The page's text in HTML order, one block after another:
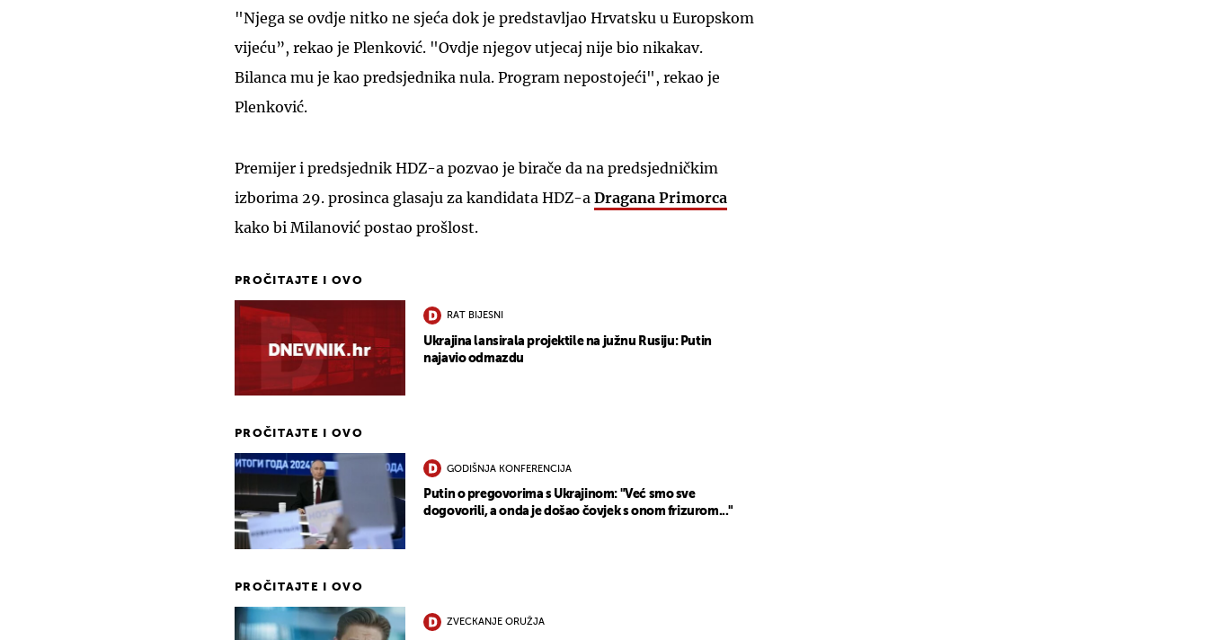
"Njega se ovdje nitko ne sjeća dok je predstavljao Hrvatsku u Europskom
vijeću”, rekao je Plenković. "Ovdje njegov utjecaj nije bio nikakav.
Bilanca mu je kao predsjednika nula. Program nepostojeći", rekao je
Plenković.
Premijer i predsjednik HDZ-a pozvao je birače da na predsjedničkim
izborima 29. prosinca glasaju za kandidata HDZ-a Dragana Primorca
kako bi Milanović postao prošlost.
PROČITAJTE I OVO
RAT BIJESNI
Ukrajina lansirala projektile na južnu Rusiju: Putin
najavio odmazdu
PROČITAJTE I OVO
GODIŠNJA KONFERENCIJA
Putin o pregovorima s Ukrajinom: "Već smo sve
dogovorili, a onda je došao čovjek s onom frizurom..."
PROČITAJTE I OVO
ZVECKANJE ORUŽJA